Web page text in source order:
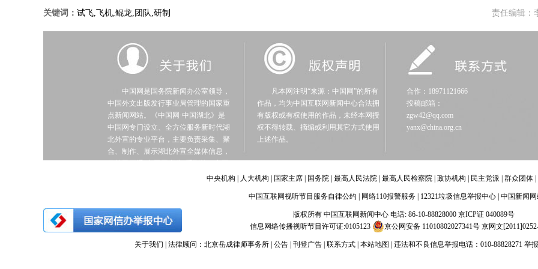
关键词： 试飞,飞机,鲲龙,团队,研制 责任编辑：